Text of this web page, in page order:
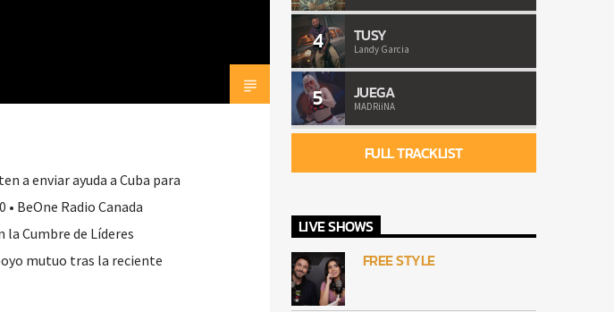
a enviar ayuda a Cuba para
BeOne Radio Canada
Cumbre de Líderes
mutuo tras la reciente
4 TUSY
Landy Garcia
5 JUEGA
MADRiiNA
FULL TRACKLIST
LIVE SHOWS
FREE STYLE